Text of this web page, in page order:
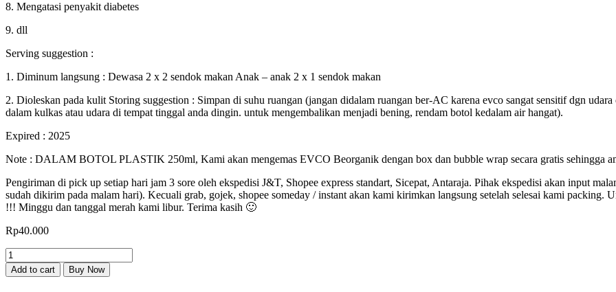
8. Mengatasi penyakit diabetes
9. dll
Serving suggestion :
1. Diminum langsung : Dewasa 2 x 2 sendok makan Anak – anak 2 x 1 sendok makan
2. Dioleskan pada kulit Storing suggestion : Simpan di suhu ruangan (jangan didalam ruangan ber-AC karena evco sangat sensitif dgn
dalam kulkas atau udara di tempat tinggal anda dingin. untuk mengembalikan menjadi bening, rendam botol kedalam air hangat).
Expired : 2025
Note : DALAM BOTOL PLASTIK 250ml, Kami akan mengemas EVCO Beorganik dengan box dan bubble wrap secara gratis sehingga
Pengiriman di pick up setiap hari jam 3 sore oleh ekspedisi J&T, Shopee express standart, Sicepat, Antaraja. Pihak ekspedisi akan input
sudah dikirim pada malam hari). Kecuali grab, gojek, shopee someday / instant akan kami kirimkan langsung setelah selesai kami packing.
!!! Minggu dan tanggal merah kami libur. Terima kasih 🙂
Rp40.000
Extra
Virgin
Coconut
Add to cart Buy Now